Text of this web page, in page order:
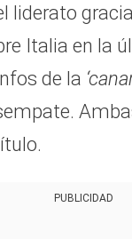
liderato
Italia en la
de la
PUBLICIDAD